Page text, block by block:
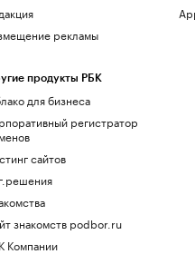
рекламы
продукты РБК
для бизнеса
регистратор
сайтов
знакомств podbor.ru
Компании